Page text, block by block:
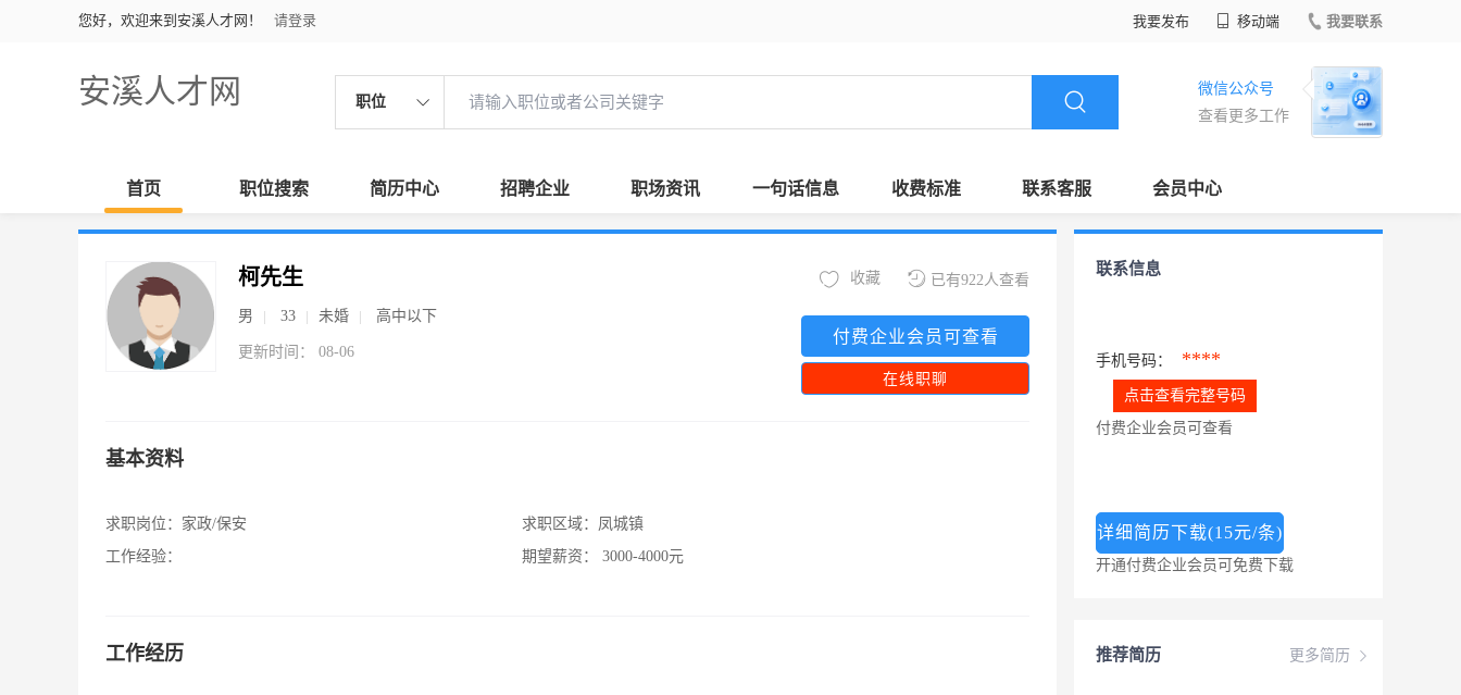
您好，欢迎来到安溪人才网！ 请登录 我要发布 移动端 我要联系
安溪人才网 职位
微信公众号
查看更多工作
首页 职位搜索 简历中心 招聘企业 职场资讯 一句话信息 收费标准 联系客服 会员中心
柯先生
男 33 未婚 高中以下
更新时间： 08-06
已有922人查看
收藏
付费企业会员可查看
在线职聊
基本资料
求职岗位： 家政/保安
工作经验：
求职区域： 凤城镇
期望薪资：
3000-4000元
工作经历
联系信息
手机号码： ****
点击查看完整号码
付费企业会员可查看
详细简历下载(15元/条)
开通付费企业会员可免费下载
更多简历
推荐简历